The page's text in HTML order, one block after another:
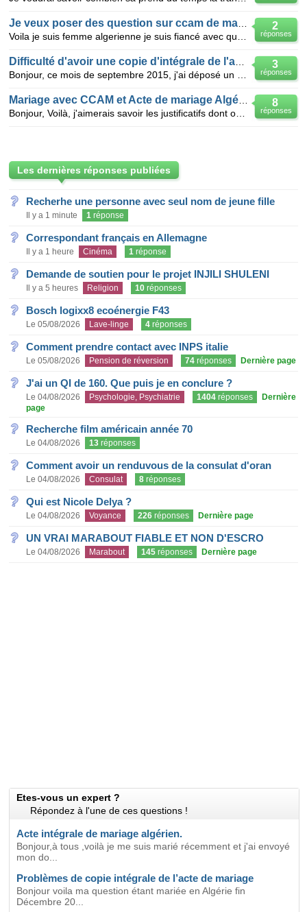
2
réponses
3
réponses
8
réponses
Les dernières réponses publiées
Recherhe une personne avec seul nom de jeune fille
Il y a 1 minute 1 réponse
Correspondant français en Allemagne
Il y a 1 heure Cinéma 1 réponse
Demande de soutien pour le projet INJILI SHULENI
Il y a 5 heures Religion 10 réponses
Bosch logixx8 ecoénergie F43
Le 05/08/2026 Lave-linge 4 réponses
Comment prendre contact avec INPS italie
Le 05/08/2026 Pension de réversion 74 réponses Dernière page
J'ai un QI de 160. Que puis je en conclure ?
Le 04/08/2026 Psychologie, Psychiatrie 1404 réponses
Dernière
page
Recherche film américain année 70
Le 04/08/2026 13 réponses
Comment avoir un renduvous de la consulat d'oran
Le 04/08/2026 Consulat 8 réponses
Qui est Nicole Delya ?
Le 04/08/2026 Voyance 226 réponses Dernière page
UN VRAI MARABOUT FIABLE ET NON D'ESCRO
Le 04/08/2026 Marabout 145 réponses Dernière page
Etes-vous un expert ?
Répondez à l'une de ces questions !
Acte intégrale de mariage algérien.
Bonjour,à tous ,voilà je me suis marié récemment et j'ai envoyé
mon do...
Problèmes de copie intégrale de l’acte de mariage
Bonjour voila ma question étant mariée en Algérie fin
Décembre 20...